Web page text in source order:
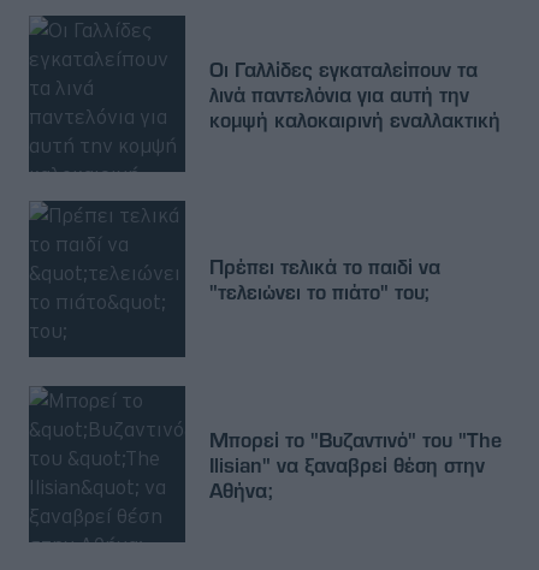
Οι Γαλλίδες εγκαταλείπουν τα
λινά παντελόνια για αυτή την
κομψή καλοκαιρινή εναλλακτική
Πρέπει τελικά το παιδί να
"τελειώνει το πιάτο" του;
Μπορεί το "Βυζαντινό" του "The
Ilisian" να ξαναβρεί θέση στην
Αθήνα;